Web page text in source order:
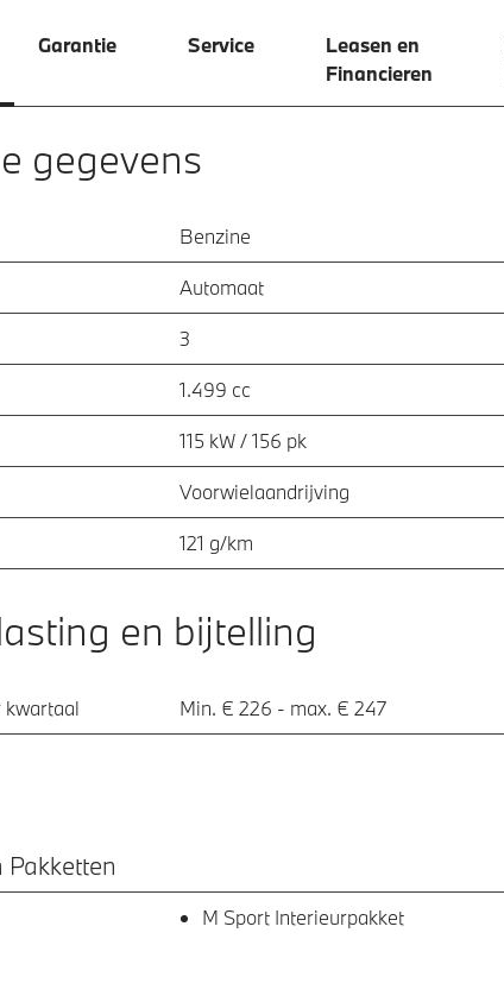
Garantie Service
Leasen en
Financieren
gegevens
Benzine
Automaat
3
1.499 cc
115 kW / 156 pk
Voorwielaandrijving
121 g/km
en bijtelling
kwartaal Min. € 226 - max. € 247
M Sport Interieurpakket